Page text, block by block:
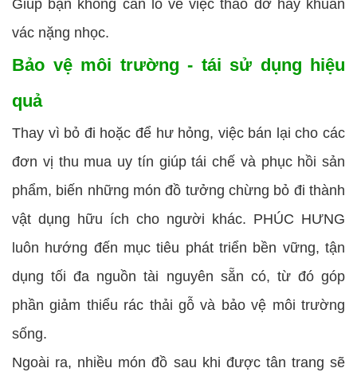
Giúp bạn không cần lo về việc tháo dỡ hay khuân
vác nặng nhọc.
Bảo vệ môi trường - tái sử dụng hiệu
quả
Thay vì bỏ đi hoặc để hư hỏng, việc bán lại cho các
đơn vị thu mua uy tín giúp tái chế và phục hồi sản
phẩm, biến những món đồ tưởng chừng bỏ đi thành
vật dụng hữu ích cho người khác. PHÚC HƯNG
luôn hướng đến mục tiêu phát triển bền vững, tận
dụng tối đa nguồn tài nguyên sẵn có, từ đó góp
phần giảm thiểu rác thải gỗ và bảo vệ môi trường
sống.
Ngoài ra, nhiều món đồ sau khi được tân trang sẽ